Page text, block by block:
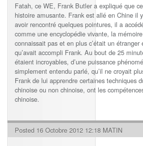
Fatah, ce WE, Frank Butler a expliqué que
histoire amusante. Frank est allé en Chine il
avoir rencontré quelques pointures, il a
comme une encyclopédie vivante, la
connaissait pas et en plus c’était un
qu’avait accompli Frank. Au bout de 25
étaient incroyables, d’une puissance
simplement entendu parlé, qu’il ne croyait
Frank de lui apprendre certaines techniques
chinoise ou non chinoise, ont les
chinoise.
Posted 16 Octobre 2012 12:18 MATIN